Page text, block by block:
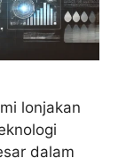
lonjakan
dalam